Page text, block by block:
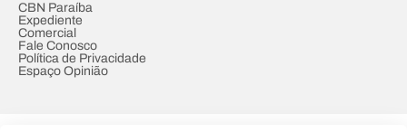
CBN Paraíba
Expediente
Comercial
Fale Conosco
Política de Privacidade
Espaço Opinião